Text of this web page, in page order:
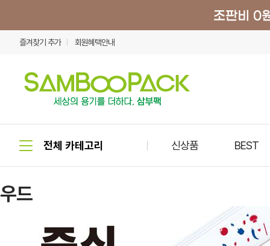
즐겨찾기 추가 회원혜택안내
신상품 BEST
우드